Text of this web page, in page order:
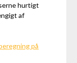
hurtigt
af
på